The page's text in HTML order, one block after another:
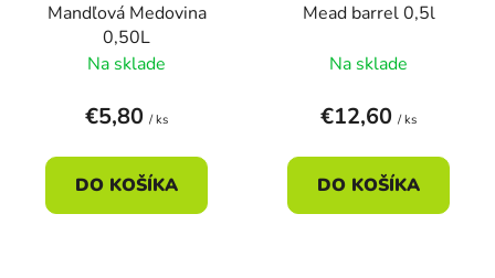
Mandľová Medovina
0,50L
Na sklade
€5,80 / ks
DO KOŠÍKA
Mead barrel 0,5l
Na sklade
€12,60 / ks
DO KOŠÍKA